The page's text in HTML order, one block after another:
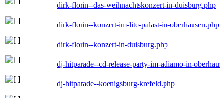
dirk-florin--das-weihnachtskonzert-in-duisburg.php
dirk-florin--konzert-im-lito-palast-in-oberhausen.php
dirk-florin--konzert-in-duisburg.php
dj-hitparade--cd-release-party-im-adiamo-in-
dj-hitparade--koenigsburg-krefeld.php